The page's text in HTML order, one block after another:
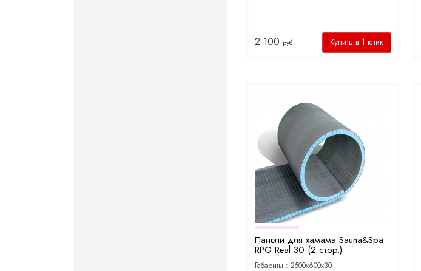
2 100 руб Купить в 1 клик
Панели для хамама Sauna&Spa
RPG Real 30 (2 стор.)
Габариты : 2500х600х30